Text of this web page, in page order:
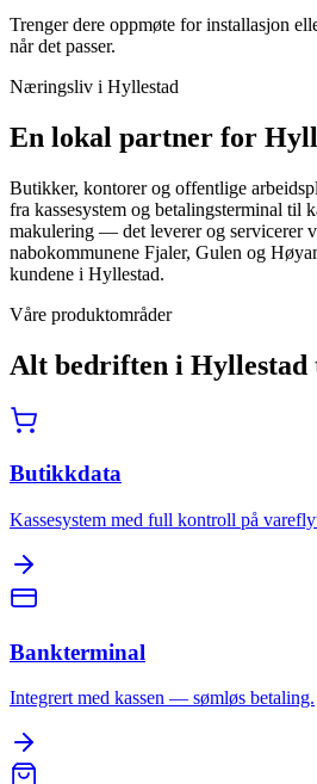
Trenger dere oppmøte for installasjon
når det passer.
Næringsliv i Hyllestad
En lokal partner for
Butikker, kontorer og offentlige
fra kassesystem og betalingsterminal til
makulering — det leverer og servicerer
nabokommunene Fjaler, Gulen og
kundene i Hyllestad.
Våre produktområder
Alt bedriften i Hyllestad
Butikkdata
Kassesystem med full kontroll på
Bankterminal
Integrert med kassen — sømløs betaling.